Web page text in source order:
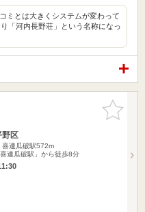
ミとは大きくシステムが変わって
「河内長野荘」という名称になっ
お気に入
りに追加
野区
喜連瓜破駅572m
連瓜破駅」から徒歩8分